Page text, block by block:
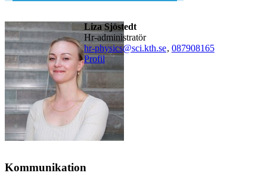
Liza Sjöstedt
hr-administratör
hr-physics@sci.kth.se, 087908165
Profil
Kommunikation